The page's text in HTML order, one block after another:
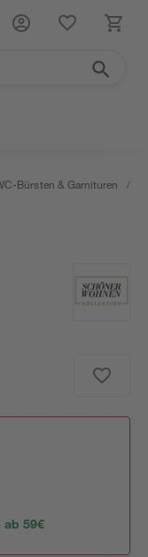
Bürsten & Garnituren /
ab 59€